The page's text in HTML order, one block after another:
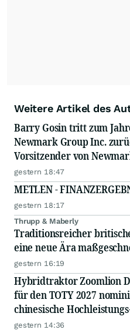
Weitere Artikel des
Barry Gosin tritt zum
Newmark Group Inc.
Vorsitzender von
operativen Gesellschaft
gestern 18:47
METLEN -
gestern 18:17
Thrupp & Maberly
Traditionsreicher
eine neue Ära
gestern 16:19
Hybridtraktor Zoomlion
für den TOTY 2027
chinesische
gestern 14:36